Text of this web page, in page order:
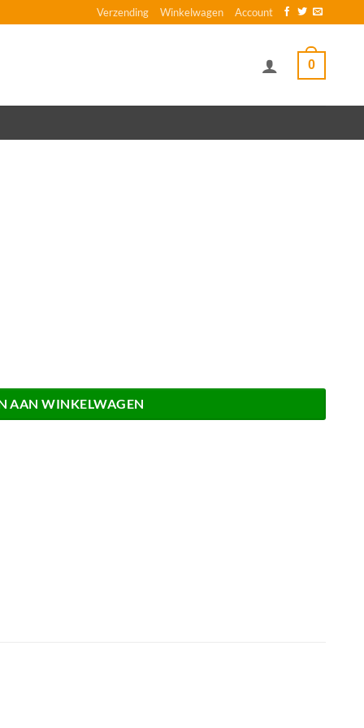
Verzending Winkelwagen Account
0
AAN WINKELWAGEN